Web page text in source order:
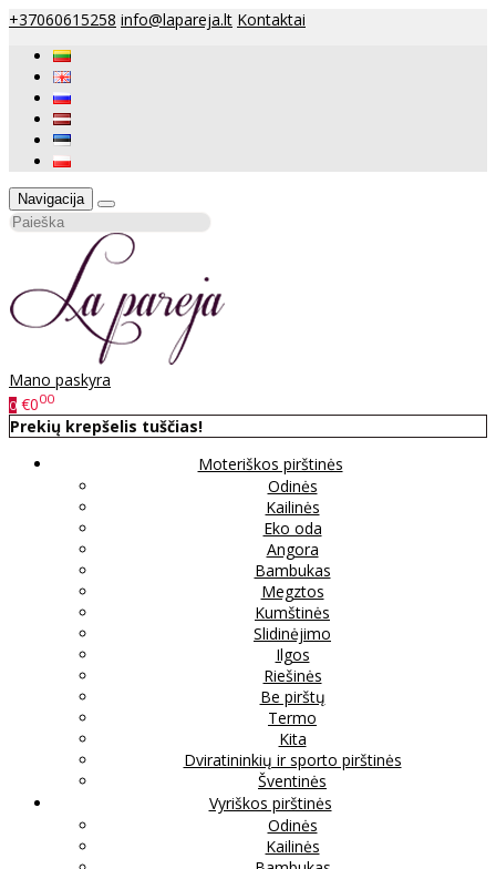
+37060615258 info@lapareja.lt Kontaktai
Navigacija
Mano paskyra
0 €000
Prekių krepšelis tuščias!
Moteriškos pirštinės
Odinės
Kailinės
Eko oda
Angora
Bambukas
Megztos
Kumštinės
Slidinėjimo
Ilgos
Riešinės
Be pirštų
Termo
Kita
Dviratininkių ir sporto pirštinės
Šventinės
Vyriškos pirštinės
Odinės
Kailinės